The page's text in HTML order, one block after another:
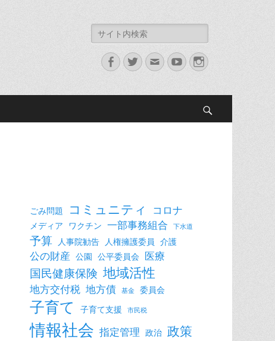
検
索:
Facebook
Twitter
メ
ー
YouTubeInstagram
ごみ問題 コミュニティ コロナ
メディア ワクチン 一部事務組合 下水道
予算 人事院勧告 人権擁護委員 介護
公の財産 公園 公平委員会 医療
国民健康保険 地域活性
地方交付税 地方債 基金 委員会
子育て 子育て支援 市民税
情報社会 指定管理 政治 政策